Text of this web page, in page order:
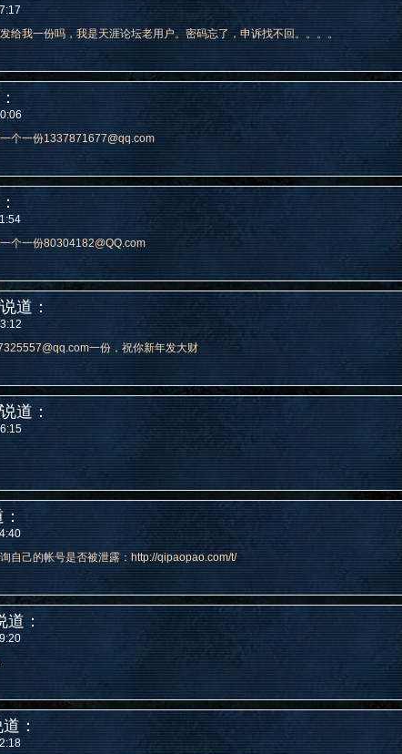
给我一份吗，我是天涯论坛老用户。密码忘了，申诉找不回。。。。
个一份1337871677@qq.com
个一份80304182@QQ.com
说道：
一份，祝你新年发大财
说道：
自己的帐号是否被泄露：http://qipaopao.com/t/
道：
：